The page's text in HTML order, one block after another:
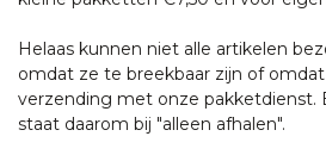
Helaas kunnen niet alle artikelen
omdat ze te breekbaar zijn of
verzending met onze pakketdienst.
staat daarom bij "alleen afhalen".